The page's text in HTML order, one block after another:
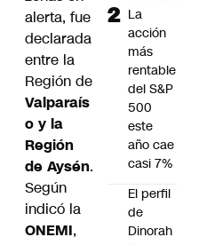
alerta, fue
declarada
entre la
Región de
Valparaís
o y la
Región
de Aysén.
Según
indicó la
ONEMI,
La
acción
más
rentable
del S&P
500
este
año cae
casi 7%
El perfil
de
Dinorah